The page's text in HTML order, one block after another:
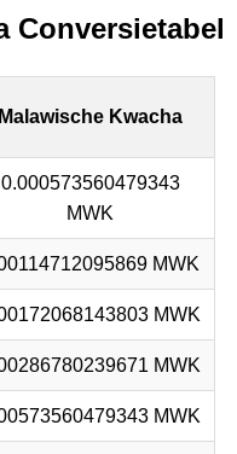
Conversietabel
Malawische Kwacha
0.000573560479343
MWK
MWK
MWK
MWK
MWK